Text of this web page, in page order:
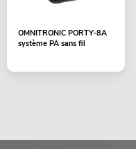
OMNITRONIC PORTY-8A
système PA sans fil